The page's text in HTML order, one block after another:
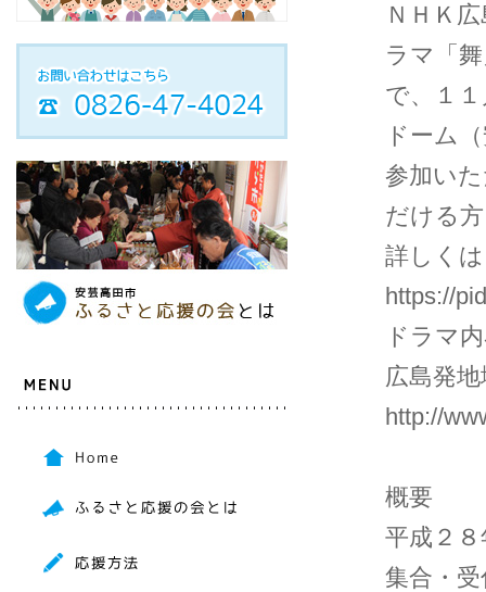
ＮＨＫ
ラマ「
で、１
ドーム
参加い
だける
詳しく
https://
ドラマ
広島発
http://
概要
平成２
集合・